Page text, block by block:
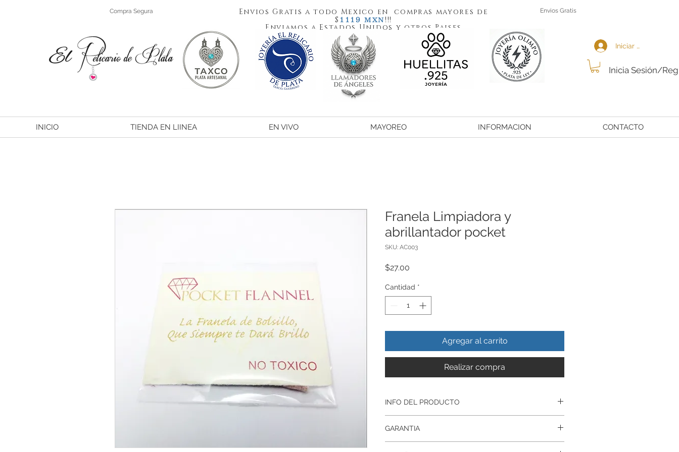
Compra Segura
Envios Gratis a todo Mexico en compras mayores de
$ 1119 MXN!!!
Enviamos a Estados Unidos y otros Paises
Envios Gratis
Inicia Sesión/
Iniciar sesión
INICIO TIENDA EN LIINEA EN VIVO MAYOREO INFORMACION CONTACTO
Franela Limpiadora y
abrillantador pocket
SKU: AC003
$27.00
Cantidad *
Agregar al carrito
Realizar compra
INFO DEL PRODUCTO
Joyeria
sumergir las piezas por 90 segundos ,
GARANTIA